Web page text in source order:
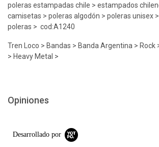
poleras estampadas chile > estampados
camisetas > poleras algodón > poleras unisex
poleras > cod:A1240
Tren Loco > Bandas > Banda Argentina > Rock
> Heavy Metal >
Opiniones
Desarrollado por